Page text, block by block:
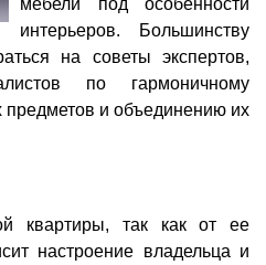
мебели под особенности
интерьеров. Большинству
на советы экспертов,
по гармоничному
и объединению их
квартиры, так как от ее
настроение владельца и